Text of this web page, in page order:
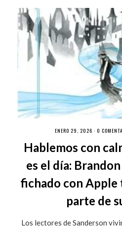
ENERO 29, 2026 · 0
Hablemos con
es el día:
fichado con Apple
parte de
Los lectores de Sanderson